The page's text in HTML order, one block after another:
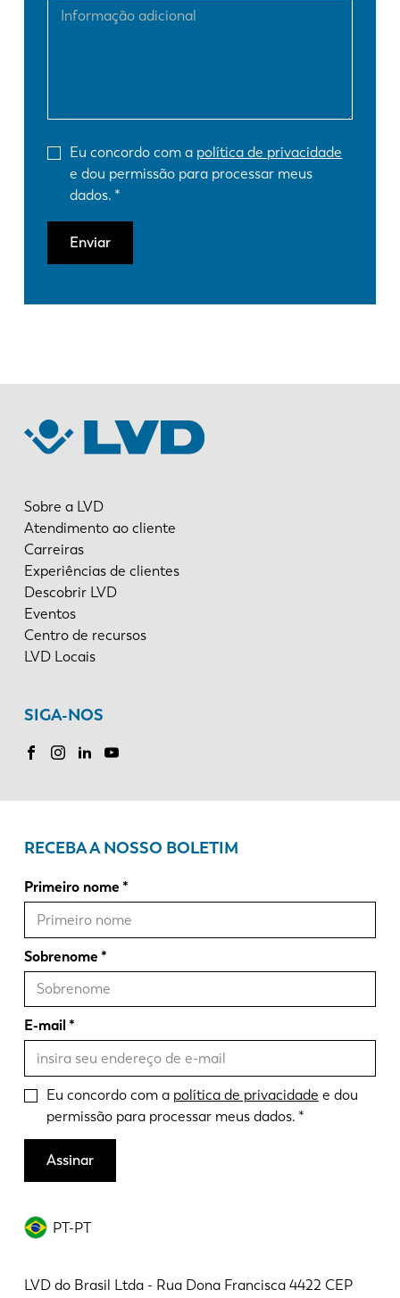
Eu concordo com a política de privacidade
e dou permissão para processar meus
dados.
Enviar
Sobre a LVD
Atendimento ao cliente
Carreiras
Experiências de clientes
Descobrir LVD
Eventos
Centro de recursos
LVD Locais
SIGA-NOS
PT-PT
LVD do Brasil Ltda - Rua Dona Francisca 4422 CEP
RECEBA A NOSSO BOLETIM
Primeiro nome
Sobrenome
E-mail
Eu concordo com a política de privacidade e dou
permissão para processar meus dados.
Assinar